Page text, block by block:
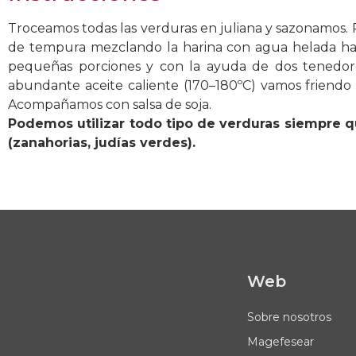
Troceamos todas las verduras en juliana y
de tempura mezclando la harina con agua helada
pequeñas porciones y con la ayuda de dos
abundante aceite caliente (170–180ºC) vamos
Acompañamos con salsa de soja.
Podemos utilizar todo tipo de verduras siempre
(zanahorias, judías verdes).
Web
Sobre nosotros
Magefesear